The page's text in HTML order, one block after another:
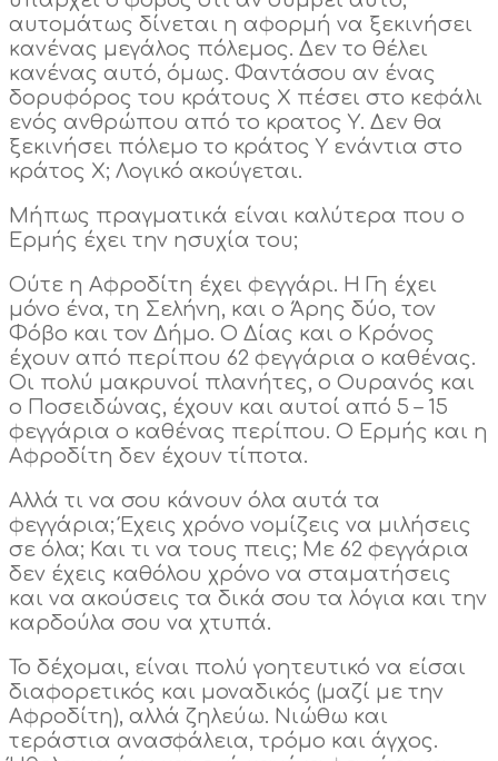
αυτομάτως δίνεται η αφορμή να ξεκινήσει
κανένας μεγάλος πόλεμος. Δεν το θέλει
κανένας αυτό, όμως. Φαντάσου αν ένας
δορυφόρος του κράτους Χ πέσει στο κεφάλι
ενός ανθρώπου από το κρατος Υ. Δεν θα
ξεκινήσει πόλεμο το κράτος Υ ενάντια στο
κράτος Χ; Λογικό ακούγεται.
Μήπως πραγματικά είναι καλύτερα που ο
Ερμής έχει την ησυχία του;
Ούτε η Αφροδίτη έχει φεγγάρι. Η Γη έχει
μόνο ένα, τη Σελήνη, και ο Άρης δύο, τον
Φόβο και τον Δήμο. Ο Δίας και ο Κρόνος
έχουν από περίπου 62 φεγγάρια ο καθένας.
Οι πολύ μακρυνοί πλανήτες, ο Ουρανός και
ο Ποσειδώνας, έχουν και αυτοί από 5 – 15
φεγγάρια ο καθένας περίπου. Ο Ερμής και η
Αφροδίτη δεν έχουν τίποτα.
Αλλά τι να σου κάνουν όλα αυτά τα
φεγγάρια; Έχεις χρόνο νομίζεις να μιλήσεις
σε όλα; Και τι να τους πεις; Με 62 φεγγάρια
δεν έχεις καθόλου χρόνο να σταματήσεις
και να ακούσεις τα δικά σου τα λόγια και την
καρδούλα σου να χτυπά.
Το δέχομαι, είναι πολύ γοητευτικό να είσαι
διαφορετικός και μοναδικός (μαζί με την
Αφροδίτη), αλλά ζηλεύω. Νιώθω και
τεράστια ανασφάλεια, τρόμο και άγχος.